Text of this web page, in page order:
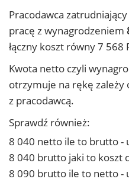
Pracodawca
pracę z wynagrodzeniem
łączny koszt równy 7 568
Kwota netto czyli
otrzymuje na rękę
z pracodawcą.
Sprawdź również:
8 040 netto ile to brutto -
8 040 brutto jaki to koszt
8 090 brutto ile to netto -